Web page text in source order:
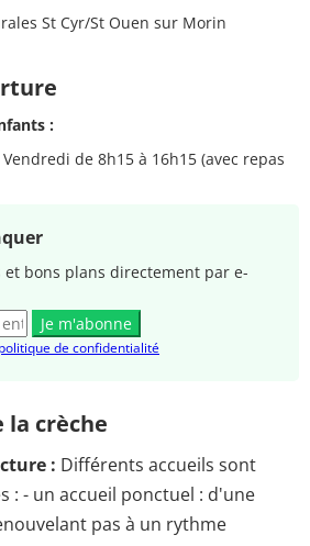
St Cyr/St Ouen sur Morin
:
de 8h15 à 16h15 (avec repas
et bons plans directement par e-
Je m'abonne
de confidentialité
la crèche
: Différents accueils sont
: - un accueil ponctuel : d'une
pas à un rythme